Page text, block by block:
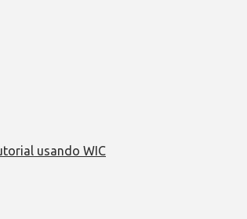
usando WIC